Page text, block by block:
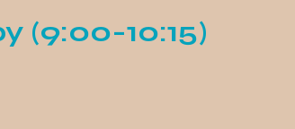
(9:00-10:15)